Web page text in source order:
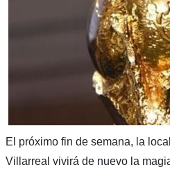
El próximo fin de semana, la
Villarreal vivirá de nuevo la